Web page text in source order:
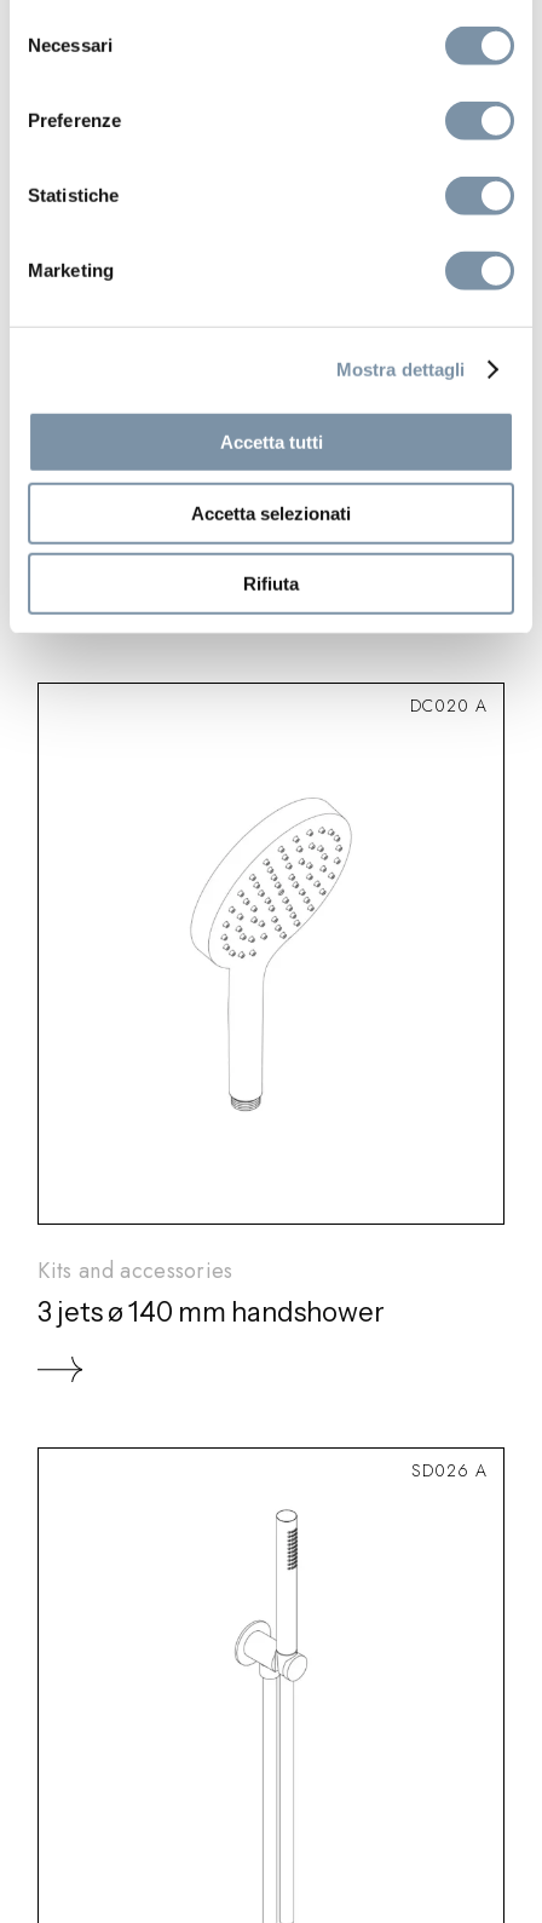
delNecessari
Preferenze
Statistiche
Marketing
Mostra dettagli
Accetta tutti
Accetta selezionati
Rifiuta
Kits and accessories
Rectangular handshower 32×15 mm
DC020 A
Kits and accessories
3 jets ø 140 mm handshower
SD026 A